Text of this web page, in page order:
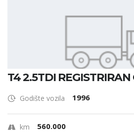
T4 2.5TDI
Godište vozila 1996
km 560.000